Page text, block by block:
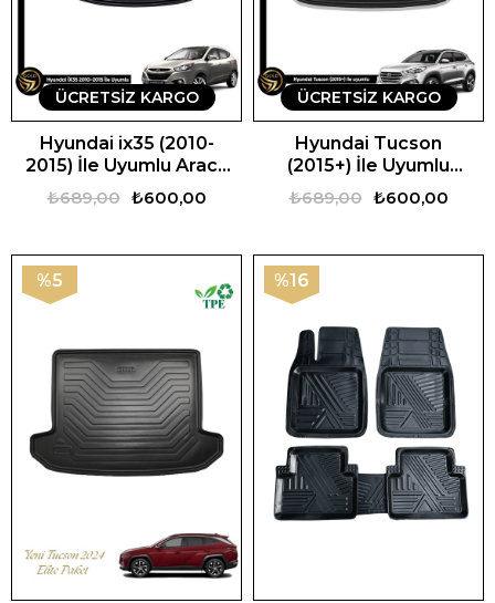
Hyundai ix35 (2010-
2015) İle Uyumlu Araca
Özel 3D Bagaj Havuzu
₺600,00
₺689,00
ÜCRETSIZ KARGO
Hyundai Tucson
(2015+) İle Uyumlu
Araca Özel 3D Bagaj
Havuzu
₺600,00
₺689,00
ÜCRETSIZ KARGO
%5 %16